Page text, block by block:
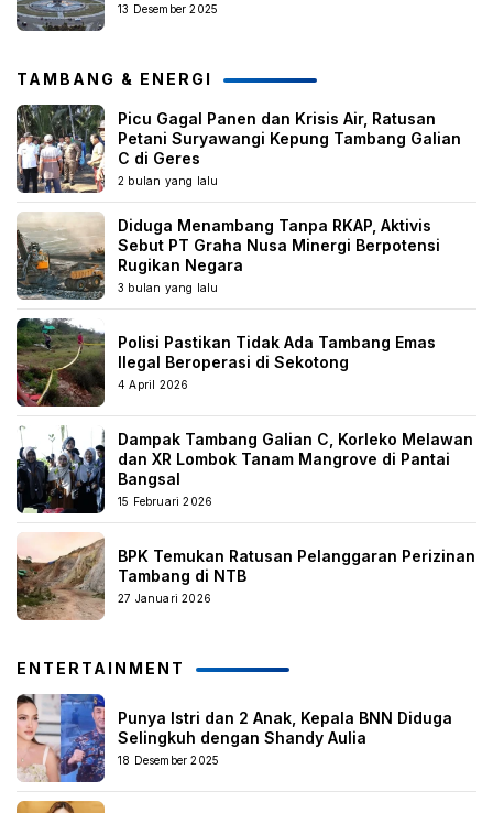
13 Desember 2025
TAMBANG & ENERGI
Picu Gagal Panen dan Krisis Air, Ratusan
Petani Suryawangi Kepung Tambang Galian
C di Geres
2 bulan yang lalu
Diduga Menambang Tanpa RKAP, Aktivis
Sebut PT Graha Nusa Minergi Berpotensi
Rugikan Negara
3 bulan yang lalu
Polisi Pastikan Tidak Ada Tambang Emas
Ilegal Beroperasi di Sekotong
4 April 2026
Dampak Tambang Galian C, Korleko Melawan
dan XR Lombok Tanam Mangrove di Pantai
Bangsal
15 Februari 2026
BPK Temukan Ratusan Pelanggaran Perizinan
Tambang di NTB
27 Januari 2026
ENTERTAINMENT
Punya Istri dan 2 Anak, Kepala BNN Diduga
Selingkuh dengan Shandy Aulia
18 Desember 2025